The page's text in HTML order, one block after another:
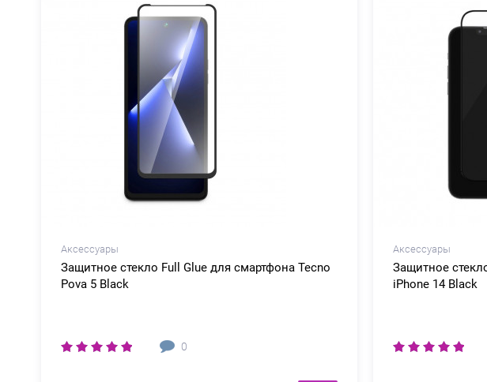
Аксессуары
Защитное стекло Full Glue для смартфона Tecno
Pova 5 Black
0
Аксессуары
Защитное
iPhone 14 Black